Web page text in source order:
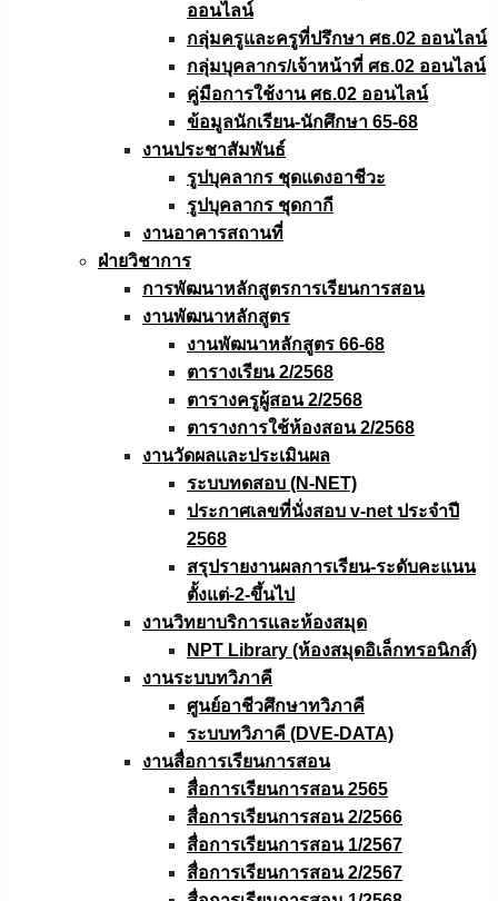
ออนไลน์
กลุ่มครูและครูที่ปรึกษา ศธ.02 ออนไลน์
กลุ่มบุคลากร/เจ้าหน้าที่ ศธ.02 ออนไลน์
คู่มือการใช้งาน ศธ.02 ออนไลน์
ข้อมูลนักเรียน-นักศึกษา 65-68
งานประชาสัมพันธ์
รูปบุคลากร ชุดแดงอาชีวะ
รูปบุคลากร ชุดกากี
งานอาคารสถานที่
ฝ่ายวิชาการ
การพัฒนาหลักสูตรการเรียนการสอน
งานพัฒนาหลักสูตร
งานพัฒนาหลักสูตร 66-68
ตารางเรียน 2/2568
ตารางครูผู้สอน 2/2568
ตารางการใช้ห้องสอน 2/2568
งานวัดผลเเละประเมินผล
ระบบทดสอบ (N-NET)
ประกาศเลขที่นั่งสอบ v-net ประจำปี
2568
สรุปรายงานผลการเรียน-ระดับคะแนน
ตั้งแต่-2-ขึ้นไป
งานวิทยาบริการเเละห้องสมุด
NPT Library (ห้องสมุดอิเล็กทรอนิกส์)
งานระบบทวิภาคี
ศูนย์อาชีวศึกษาทวิภาคี
ระบบทวิภาคี (DVE-DATA)
งานสื่อการเรียนการสอน
สื่อการเรียนการสอน 2565
สื่อการเรียนการสอน 2/2566
สื่อการเรียนการสอน 1/2567
สื่อการเรียนการสอน 2/2567